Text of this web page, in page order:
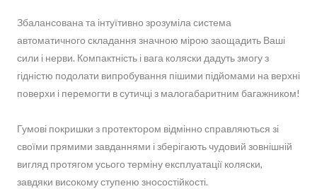
Збалансована та інтуїтивно зрозуміла система
автоматичного складання значною мірою заощадить Ваші
сили і нерви. Компактність і вага коляски дадуть змогу з
гідністю подолати випробування пішими підйомами на верхні
поверхи і перемогти в сутичці з малогабаритним багажником!
Гумові покришки з протектором відмінно справляються зі
своїми прямими завданнями і зберігають чудовий зовнішній
вигляд протягом усього терміну експлуатації коляски,
завдяки високому ступеню зносостійкості.